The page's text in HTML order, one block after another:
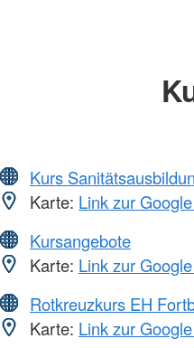
Kurs
Karte: Link zur
Kursangebote
Karte: Link zur
Rotkreuzkurs EH
Karte: Link zur